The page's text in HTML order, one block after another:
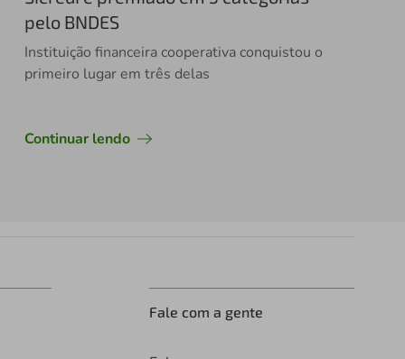
pelo BNDES
Instituição financeira cooperativa conquistou o
primeiro lugar em três delas
Continuar lendo
Fale com a gente